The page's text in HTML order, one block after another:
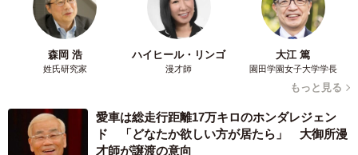
動物園
#シマウマ pic.twitter.com/ludWYeTpcL
— 浜松市動物園【公式】 (@hamamatsuzoo)
October 9,
森岡 浩
姓氏研究家
ハイヒール・リンゴ
漫才師
大江 篤
園田学園女子大学学長
もっと見る
愛車は総走行距離17万キロのホンダレジェン
ド 「どなたか欲しい方が居たら」 大御所漫
才師が譲渡の意向